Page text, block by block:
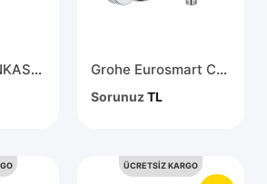
191140699 ANKASTRE STOP VALF SCHELL Grohe Eurosmart Cosmopolitan Tek Kumandalı Banyo Bataryası 32831000
SorunuzTL
ÜCRETSİZ KARGO